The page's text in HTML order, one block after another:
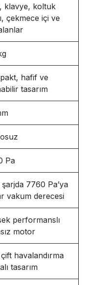
klavye, koltuk
çekmece içi ve
hafif ve
tasarım
Pa
şarjda 7760 Pa’ya
vakum derecesi
performanslı
motor
havalandırma
tasarım